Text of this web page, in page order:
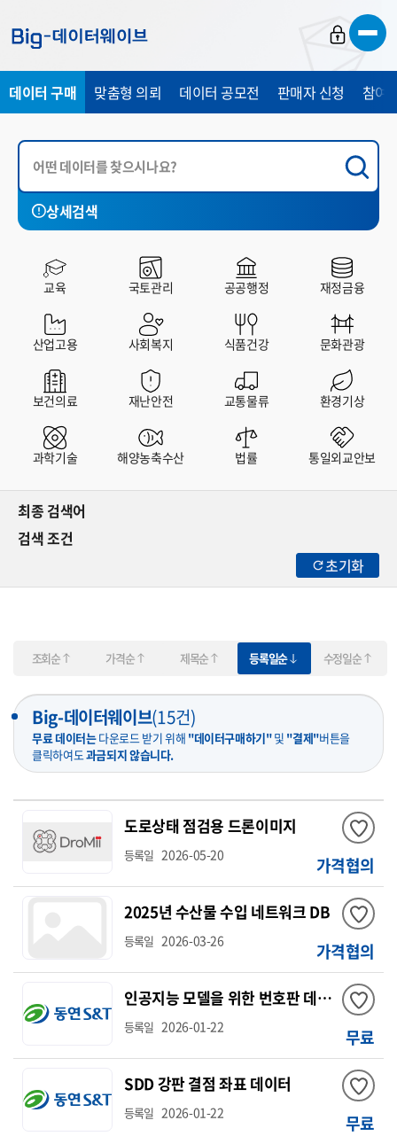
가
가
가
데이터 구매 맞춤형 의뢰 데이터 공모전 판매자 신청 참여
상세검색
국토관리 공공행정 사회복지
전체 유료 무료
교육 국토관리 공공행정 재정금융
산업고용 사회복지 식품건강 문화관광
보건의료 재난안전 교통물류 환경기상
과학기술 해양농축수산 법률 통일외교안보
최종 검색어
검색 조건
초기화
조회순 가격순 제목순 등록일순 수정일순
Big-데이터웨이브(15건)
무료 데이터는다운로드 받기 위해 "데이터구매하기"및 "결제"버튼을
클릭하여도과금되지 않습니다.
도로상태 점검용 드론이미지
등록일 2026-05-20 가격협의
2025년 수산물 수입 네트워크 DB
등록일 2026-03-26 가격협의
인공지능 모델을 위한 번호판 데이터
등록일 2026-01-22 무료
SDD 강판 결점 좌표 데이터
등록일 2026-01-22 무료